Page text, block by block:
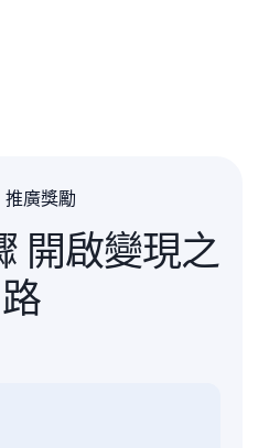
推廣獎勵
開啟變現之
路